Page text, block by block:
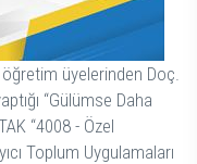
üyelerinden Doç.
“Gülümse Daha
“4008 - Özel
Toplum Uygulamaları